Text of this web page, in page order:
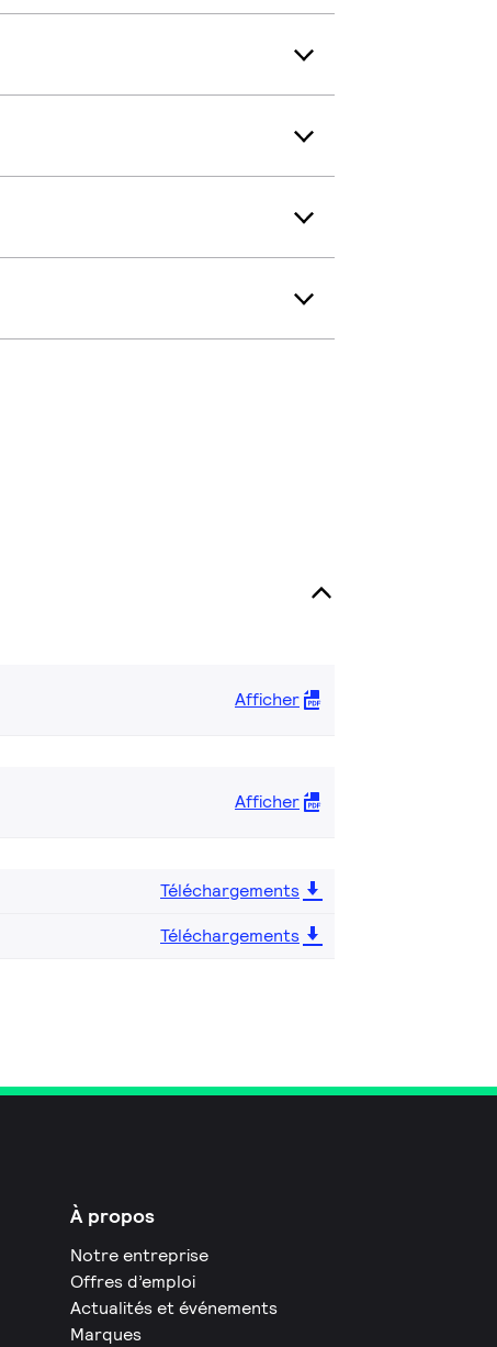
Afficher
Afficher
Téléchargements
Téléchargements
À propos
Notre entreprise
Offres d’emploi
Actualités et événements
Marques